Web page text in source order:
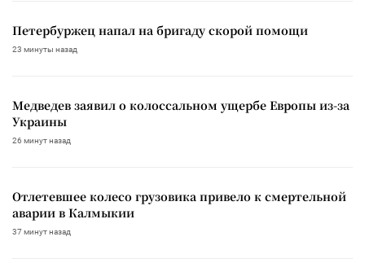
Петербуржец напал на бригаду скорой помощи
23 минуты назад
Медведев заявил о колоссальном ущербе Европы из-за
Украины
26 минут назад
Отлетевшее колесо грузовика привело к смертельной
аварии в Калмыкии
37 минут назад